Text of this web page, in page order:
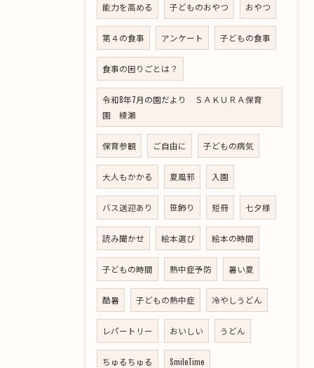
能力を高める 子どものおやつ おやつ
第４の食事 アンケート 子どもの食事
食事の困りごとは？
令和8年7月の園だより ＳＡＫＵＲＡ保育
園 綾瀬
保育参観 ご自由に 子どもの病気
大人もかかる 夏風邪 入園
バス送迎あり 笹飾り 短冊 七夕様
読み聞かせ 絵本選び 絵本の時間
子どもの時間 熱中症予防 暑い夏
酷暑 子どもの熱中症 冷やしうどん
レパートリー おいしい うどん
ちゅるちゅる SmileTime